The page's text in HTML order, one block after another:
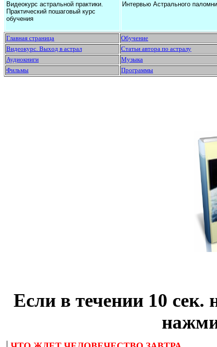
Видеокурс астральной практики.
Практический пошаговый курс
обучения
Интервью Астрального
Главная страница
Обучение
Видеокурс. Выход в астрал
Статьи автора по астралу
Аудиокниги
Музыка
Фильмы
Программы
Если в течении 10 сек.